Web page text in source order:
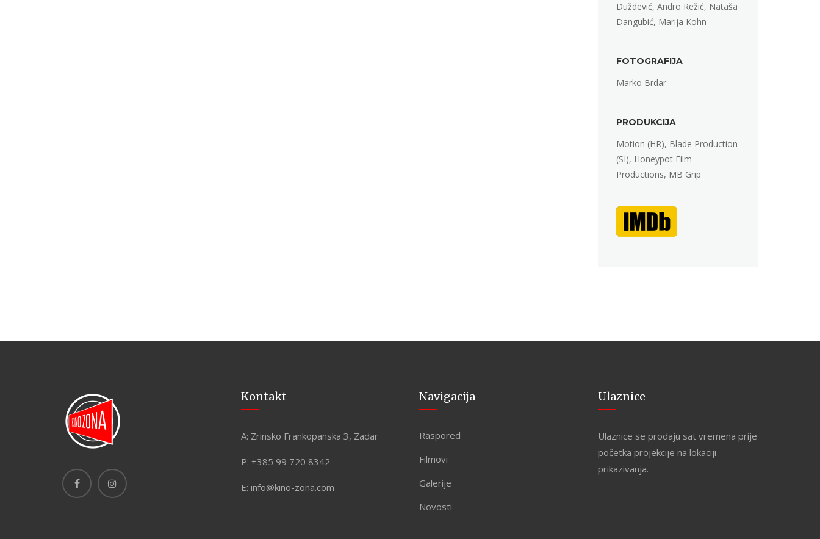
Duždević, Andro Režić, Nataša
Dangubić, Marija Kohn
FOTOGRAFIJA
Marko Brdar
PRODUKCIJA
Motion (HR), Blade Production
(SI), Honeypot Film
Productions, MB Grip
Kontakt
A: Zrinsko Frankopanska 3, Zadar
P: +385 99 720 8342
E: info@kino-zona.com
Navigacija
Raspored
Filmovi
Galerije
Novosti
Ulaznice
Ulaznice se prodaju sat vremena prije
početka projekcije na lokaciji
prikazivanja.